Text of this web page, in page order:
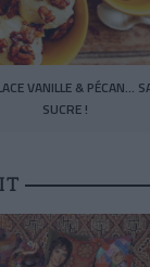
VANILLE & PÉCAN…
SUCRE !